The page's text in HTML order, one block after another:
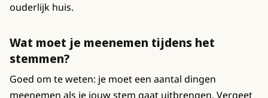
ouderlijk huis.
Wat moet je meenemen tijdens het
stemmen?
Goed om te weten: je moet een aantal dingen
meenemen als je jouw stem gaat uitbrengen. Vergeet